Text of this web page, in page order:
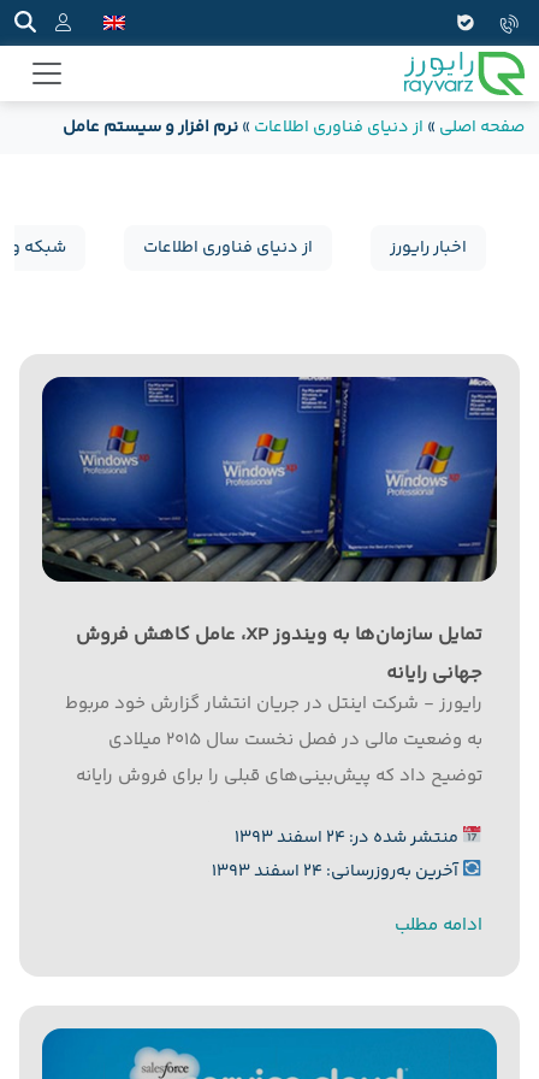
صفحه اصلی » از دنیای فناوری اطلاعات »نرم افزار و سیستم عامل
اخبار رایورز از دنیای فناوری اطلاعات شبکه و
تمایل سازمان‌ها به ویندوز XP، عامل کاهش فروش
جهانی رایانه
رایورز - شرکت اینتل در جریان انتشار گزارش خود مربوط
به وضعیت مالی در فصل نخست سال ۲۰۱۵ میلادی
توضیح داد که پیش‌بینی‌های قبلی را برای فروش رایانه
از زد.دی.نت، در بیانیه اینتل گفته...
منتشر شده در: ۲۴ اسفند ۱۳۹۳
آخرین به‌روزرسانی: ۲۴ اسفند ۱۳۹۳
ادامه مطلب